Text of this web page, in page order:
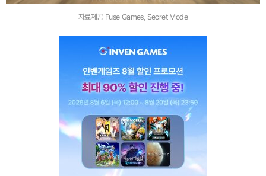
자료제공 Fuse Games, Secret Mode